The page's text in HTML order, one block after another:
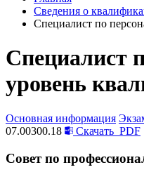
Сведения о
Специалист по
Специалист
уровень
Основная информация
07.00300.18
Скачать PDF
Совет по